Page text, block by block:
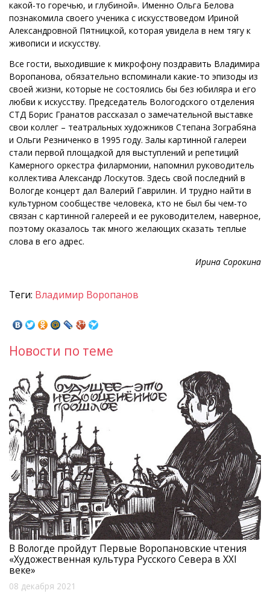
какой-то горечью, и глубиной». Именно Ольга Белова
познакомила своего ученика с искусствоведом Ириной
Александровной Пятницкой, которая увидела в нем тягу к
живописи и искусству.
Все гости, выходившие к микрофону поздравить Владимира
Воропанова, обязательно вспоминали какие-то эпизоды из
своей жизни, которые не состоялись бы без юбиляра и его
любви к искусству. Председатель Вологодского отделения
СТД Борис Гранатов рассказал о замечательной выставке
свои коллег – театральных художников Степана Зограбяна
и Ольги Резниченко в 1995 году. Залы картинной галереи
стали первой площадкой для выступлений и репетиций
Камерного оркестра филармонии, напомнил руководитель
коллектива Александр Лоскутов. Здесь свой последний в
Вологде концерт дал Валерий Гаврилин. И трудно найти в
культурном сообществе человека, кто не был бы чем-то
связан с картинной галереей и ее руководителем, наверное,
поэтому оказалось так много желающих сказать теплые
слова в его адрес.
Ирина Сорокина
Теги: Владимир Воропанов
Новости по теме
В Вологде пройдут Первые Воропановские чтения
«Художественная культура Русского Севера в XXI
веке»
08 декабря 2021